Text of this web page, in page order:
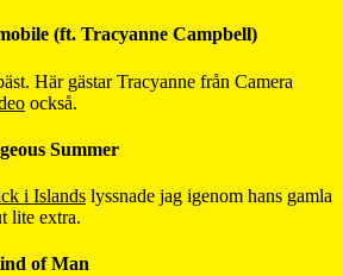
(ft. Tracyanne Campbell)
Här gästar Tracyanne från Camera
också.
Summer
i Islands lyssnade jag igenom hans gamla
lite extra.
of Man